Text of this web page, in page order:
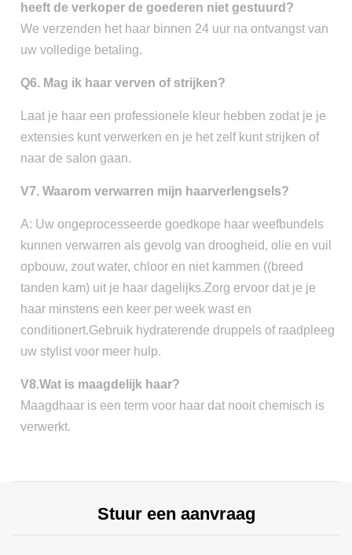
heeft de verkoper de goederen niet gestuurd?
We verzenden het haar binnen 24 uur na ontvangst van
uw volledige betaling.
Q6. Mag ik haar verven of strijken?
Laat je haar een professionele kleur hebben zodat je je
extensies kunt verwerken en je het zelf kunt strijken of
naar de salon gaan.
V7. Waarom verwarren mijn haarverlengsels?
A: Uw ongeprocesseerde goedkope haar weefbundels
kunnen verwarren als gevolg van droogheid, olie en vuil
opbouw, zout water, chloor en niet kammen ((breed
tanden kam) uit je haar dagelijks.Zorg ervoor dat je je
haar minstens een keer per week wast en
conditionert.Gebruik hydraterende druppels of raadpleeg
uw stylist voor meer hulp.
V8.Wat is maagdelijk haar?
Maagdhaar is een term voor haar dat nooit chemisch is
verwerkt.
Stuur een aanvraag